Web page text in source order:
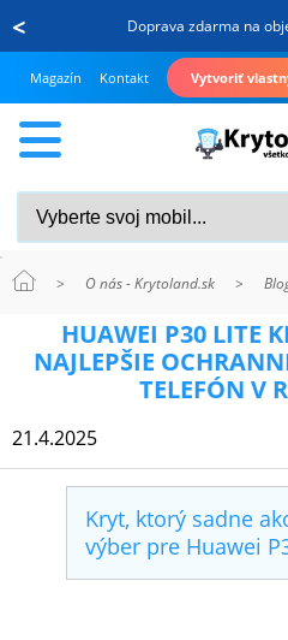
< Doprava zdarma na
Magazín Kontakt Vytvoriť
PUZDRÁ
MOBIL
HUAWEI P30 LITE
NAJLEPŠIE
TELEFÓN V
21.4.2025
Kryt, ktorý sadne
výber pre Huawei
> O nás - Krytoland.sk >